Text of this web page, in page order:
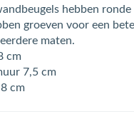
hebben
groeven voor een
maten.
cm
7,5 cm
cm